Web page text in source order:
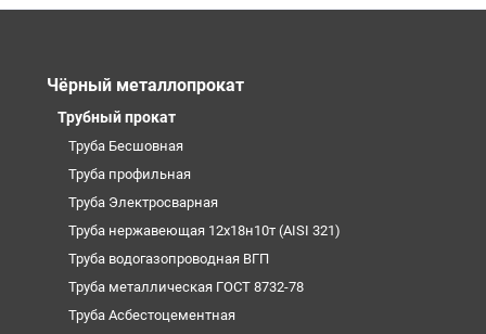
Чёрный металлопрокат
Трубный прокат
Труба Бесшовная
Труба профильная
Труба Электросварная
Труба нержавеющая 12х18н10т (AISI 321)
Труба водогазопроводная ВГП
Труба металлическая ГОСТ 8732-78
Труба Асбестоцементная